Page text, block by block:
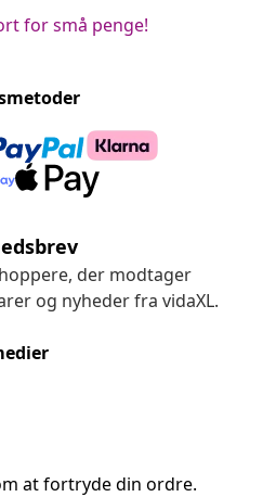
for små penge!
der modtager
og nyheder fra vidaXL.
at fortryde din ordre.